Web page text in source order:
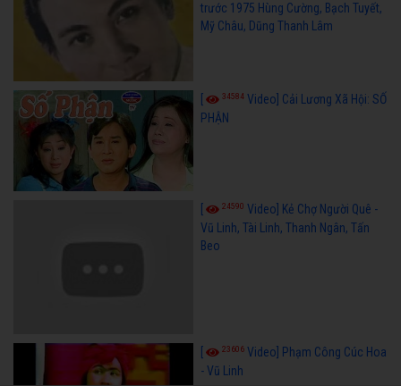
trước 1975 Hùng Cường, Bạch Tuyết,
Mỹ Châu, Dũng Thanh Lâm
34584 Video] Cải Lương Xã Hội: SỐ
PHẬN
24590 Video] Kẻ Chợ Người Quê -
Vũ Linh, Tài Linh, Thanh Ngân, Tấn
Beo
23606 Video] Phạm Công Cúc Hoa
- Vũ Linh